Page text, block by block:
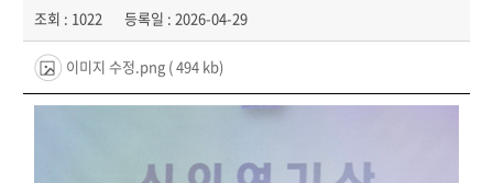
조회 : 1022 등록일 : 2026-04-29
이미지 수정.png ( 494 kb)